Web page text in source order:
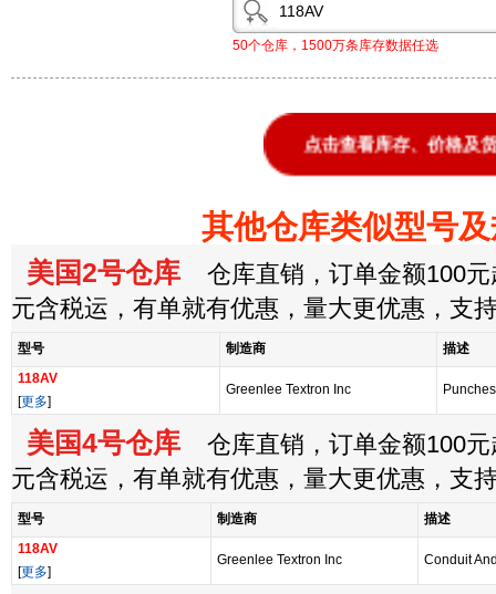
50个仓库，1500万条库存数据任选
点击查看库存、价格及
其他仓库类似型号
美国2号仓库 仓库直销，订单金额100元
元含税运，有单就有优惠，量大更优惠，支
型号 制造商
描述
118AV
[更多]
Greenlee Textron Inc
美国4号仓库 仓库直销，订单金额100元
元含税运，有单就有优惠，量大更优惠，支
型号 制造商
描述
118AV
[更多]
Greenlee Textron Inc Conduit